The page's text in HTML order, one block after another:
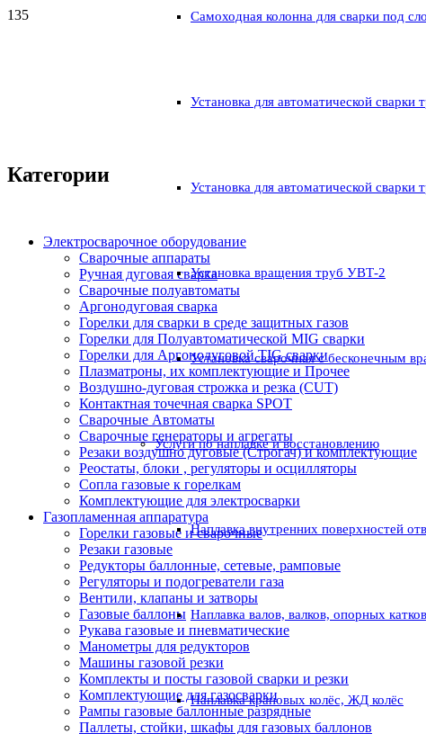
Самоходная колонна для сварки под
Установка для автоматической
Установка для автоматической
Установка вращения труб УВТ-2
Установка сварочная с бесконечным
Услуги по наплавке и восстановлению
Наплавка внутренних поверхностей
Наплавка валов, валков, опорных
Наплавка крановых колёс, ЖД колёс
Категории
Электросварочное оборудование
Сварочные аппараты
Ручная дуговая сварка
Сварочные полуавтоматы
Аргонодуговая сварка
Горелки для сварки в среде защитных газов
Горелки для Полуавтоматической MIG сварки
Горелки для Аргонодуговой TIG сварки
Плазматроны, их комплектующие и Прочее
Воздушно-дуговая строжка и резка (CUT)
Контактная точечная сварка SPOT
Сварочные Автоматы
Сварочные генераторы и агрегаты
Резаки воздушно дуговые (Строгач) и комплектующие
Реостаты, блоки , регуляторы и осцилляторы
Сопла газовые к горелкам
Комплектующие для электросварки
Газопламенная аппаратура
Горелки газовые и сварочные
Резаки газовые
Редукторы баллонные, сетевые, рамповые
Регуляторы и подогреватели газа
Вентили, клапаны и затворы
Газовые баллоны
Рукава газовые и пневматические
Манометры для редукторов
Машины газовой резки
Комплекты и посты газовой сварки и резки
Комплектующие для газосварки
Рампы газовые баллонные разрядные
Паллеты, стойки, шкафы для газовых баллонов